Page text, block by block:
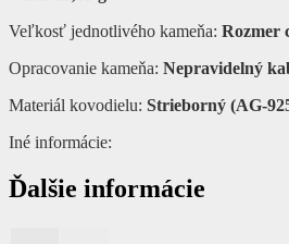
Veľkosť jednotlivého kameňa: Rozmer
Opracovanie kameňa: Nepravidelný
Materiál kovodielu: Strieborný (AG-
Iné informácie:
Ďalšie informácie